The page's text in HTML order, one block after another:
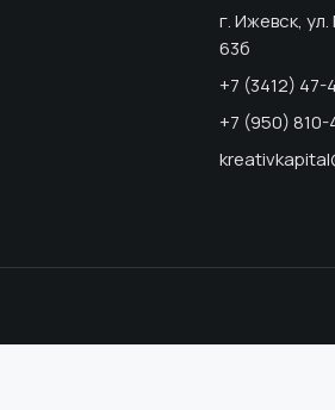
г. Ижевск,
63б
+7 (3412) 47-
+7 (950)